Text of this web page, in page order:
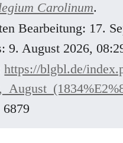
Carolinum.
Bearbeitung: 17.
9. August 2026,
https://blgbl.de/
6879